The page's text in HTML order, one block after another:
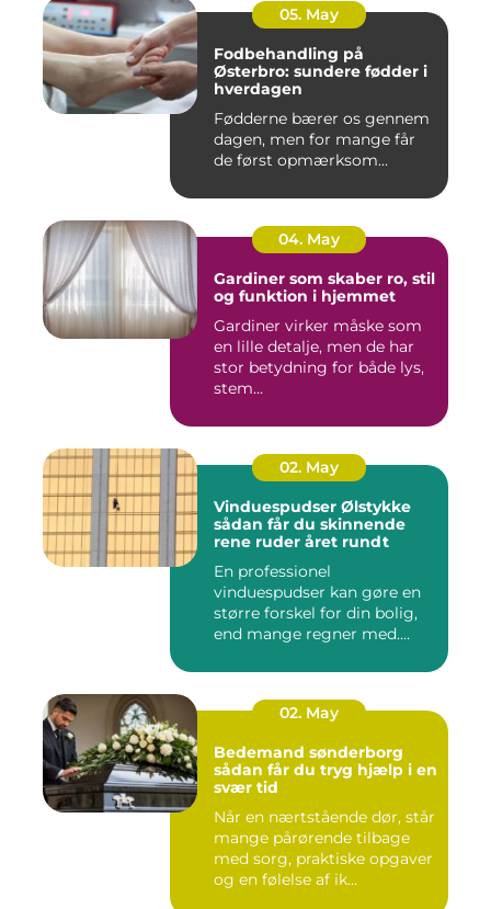
05. May
Fodbehandling på
Østerbro: sundere fødder i
hverdagen
Fødderne bærer os gennem
dagen, men for mange får
de først opmærksom...
04. May
Gardiner som skaber ro, stil
og funktion i hjemmet
Gardiner virker måske som
en lille detalje, men de har
stor betydning for både lys,
stem...
02. May
Vinduespudser Ølstykke
sådan får du skinnende
rene ruder året rundt
En professionel
vinduespudser kan gøre en
større forskel for din bolig,
end mange regner med.
02. May
Bedemand sønderborg
sådan får du tryg hjælp i en
svær tid
Når en nærtstående dør, står
mange pårørende tilbage
med sorg, praktiske opgaver
og en følelse af ik...